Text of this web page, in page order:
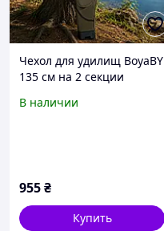
Чехол для удилищ BoyaBY
135 см на 2 секции
спиннинга и фидера (988)
В наличии
955₴
Купить